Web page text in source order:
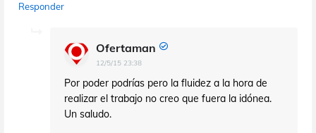
Responder
Ofertaman
12/5/15 23:38
Por poder podrías pero la fluidez a la hora de
realizar el trabajo no creo que fuera la idónea.
Un saludo.